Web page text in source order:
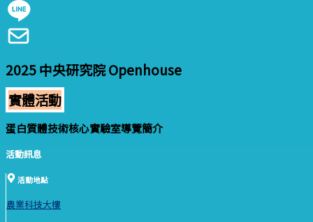
2025 中央研究院 Openhouse
實體活動
蛋白質體技術核心實驗室導覽簡介
活動訊息
活動地點
農業科技大樓